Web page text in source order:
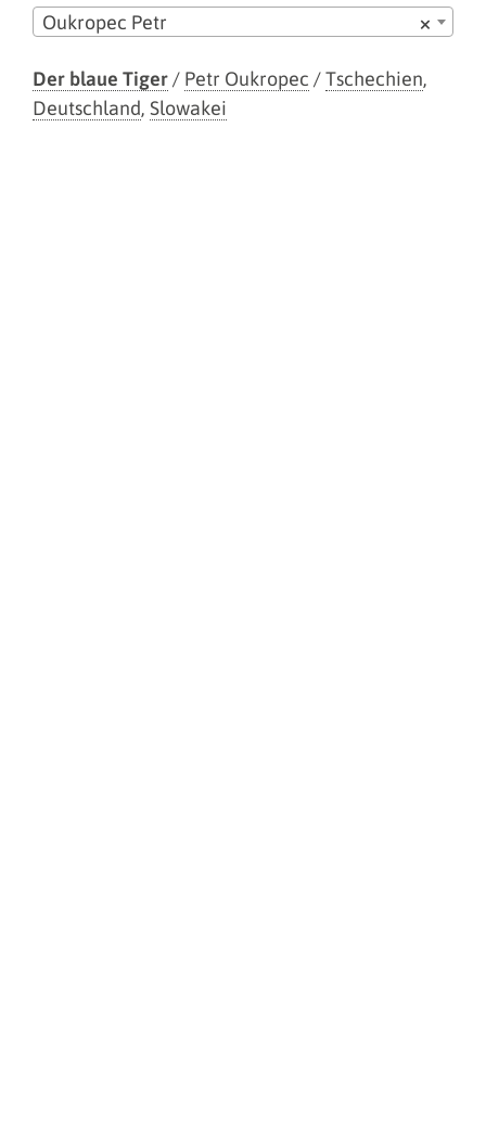
×
Oukropec Petr
Der blaue Tiger/ Petr Oukropec /Tschechien,
Deutschland, Slowakei